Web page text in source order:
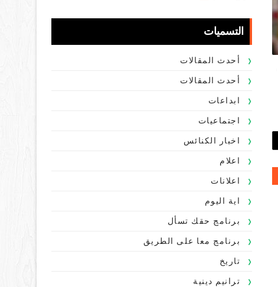
التسميات
أحدث المقالات
أحدث المقالات
ابداعات
اجتماعيات
اخبار الكنائس
اعلام
اعلانات
اية اليوم
برنامج حقك تسأل
برنامج معا على الطريق
تاريخ
ترانيم دينية